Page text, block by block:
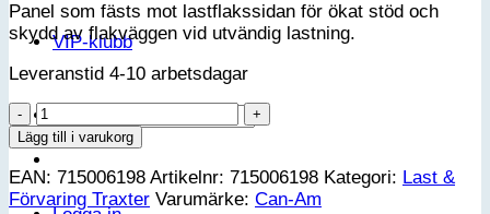
VIP-klubb
efter:
Panel som fästs mot lastflakssidan för ökat stöd och
skydd av flakväggen vid utvändig lastning.
Leveranstid 4-10 arbetsdagar
Can-
Am
Yttre
lastförstärkningspanel
-
Lägg till i varukorg
EAN: 715006198 Artikelnr: 715006198 Kategori: Last &
Förvaring Traxter Varumärke: Can-Am